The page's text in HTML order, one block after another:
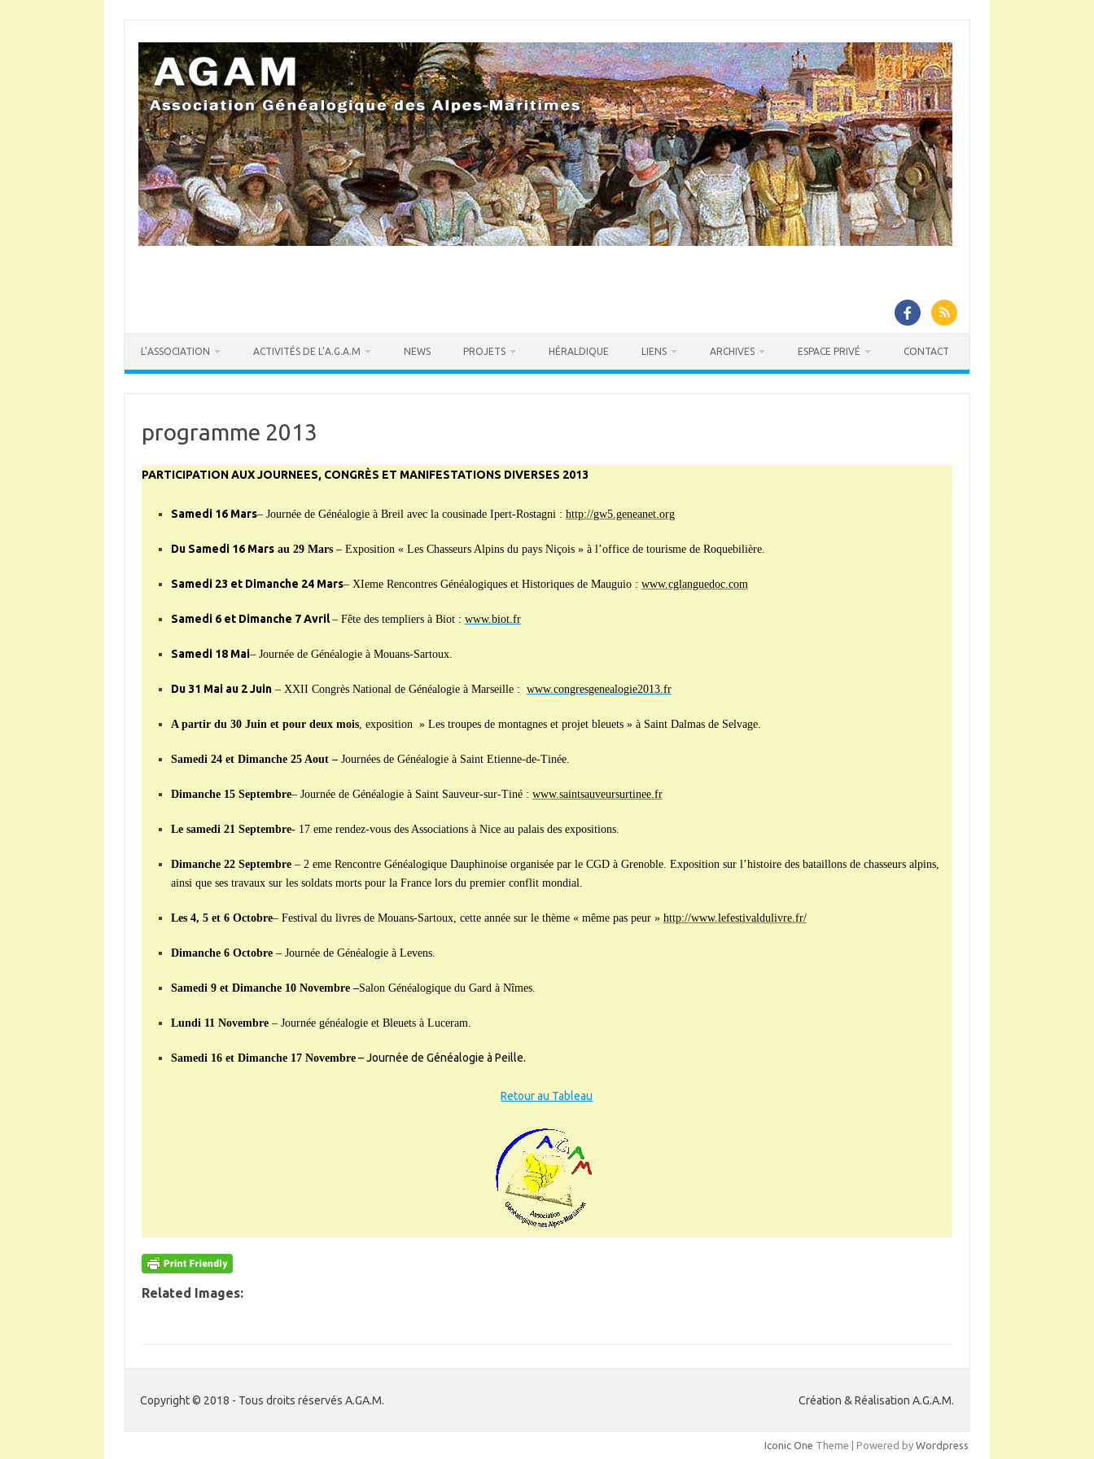
content
L’ASSOCIATION ACTIVITÉS DE L’A.G.A.M NEWS PROJETS HÉRALDIQUE LIENS ARCHIVES ESPACE PRIVÉ CONTACT
programme 2013
PARTICIPATION AUX JOURNEES, CONGRÈS ET MANIFESTATIONS DIVERSES 2013
Samedi 16 Mars– Journée de Généalogie à Breil avec la cousinade Ipert-Rostagni : http://gw5.geneanet.org
Du Samedi 16 Marsau 29 Mars – Exposition « Les Chasseurs Alpins du pays Niçois » à l’office de tourisme de Roquebilière.
Samedi 23 et Dimanche 24 Mars– XIeme Rencontres Généalogiques et Historiques de Mauguio : www.cglanguedoc.com
Samedi 6 et Dimanche 7 Avril– Fête des templiers à Biot : www.biot.fr
Samedi 18 Mai– Journée de Généalogie à Mouans-Sartoux.
Du 31 Mai au 2 Juin– XXII Congrès National de Généalogie à Marseille : www.congresgenealogie2013.fr
A partir du 30 Juin et pour deux mois, exposition » Les troupes de montagnes et projet bleuets » à Saint Dalmas de Selvage.
Samedi 24 et Dimanche 25 Aout – Journées de Généalogie à Saint Etienne-de-Tinée.
Dimanche 15 Septembre– Journée de Généalogie à Saint Sauveur-sur-Tiné : www.saintsauveursurtinee.fr
Le samedi 21 Septembre-17 eme rendez-vous des Associations à Nice au palais des expositions.
Dimanche 22 Septembre– 2 eme Rencontre Généalogique Dauphinoise organisée par le CGD à Grenoble. Exposition sur l’histoire des bataillons de chasseurs alpins,
ainsi que ses travaux sur les soldats morts pour la France lors du premier conflit mondial.
Les 4, 5 et 6 Octobre– Festival du livres de Mouans-Sartoux, cette année sur le thème « même pas peur » http://www.lefestivaldulivre.fr/
Dimanche 6 Octobre– Journée de Généalogie à Levens.
Samedi 9 et Dimanche 10 Novembre –Salon Généalogique du Gard à Nîmes.
Lundi 11 Novembre – Journée généalogie et Bleuets à Luceram.
Samedi 16 et Dimanche 17 Novembre– Journée de Généalogie à Peille.
Retour au Tableau
Related Images:
Copyright © 2018 - Tous droits réservés A.GA.M. Création & Réalisation A.G.A.M.
Iconic One Theme | Powered by Wordpress